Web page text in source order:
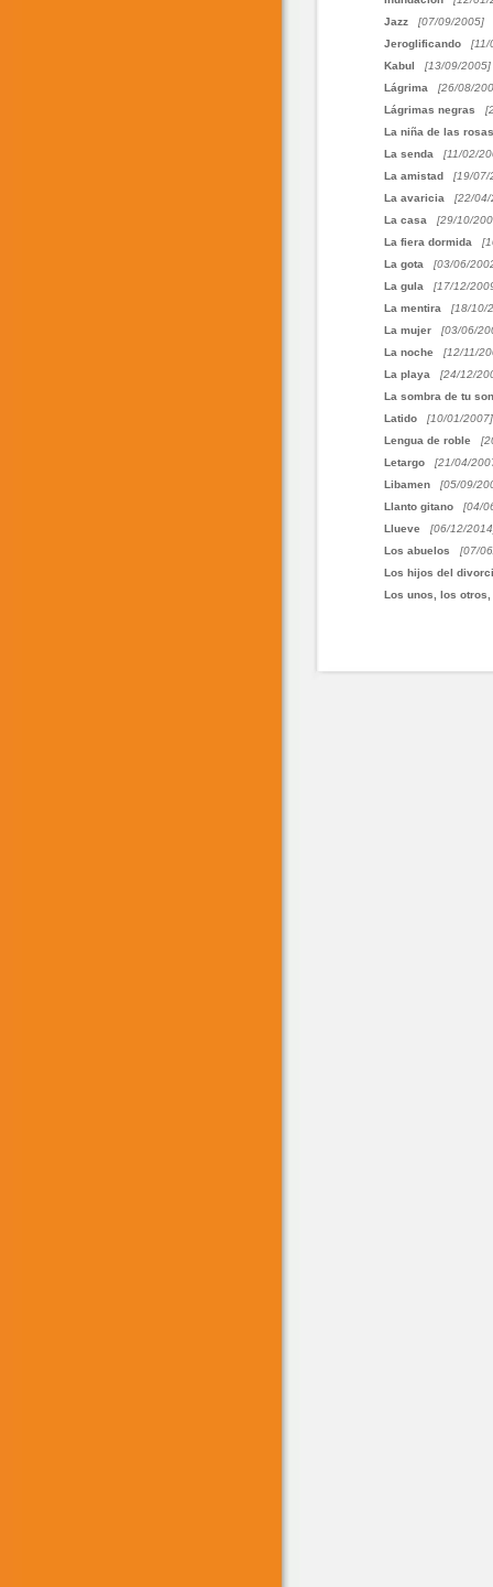
Jazz
[07/09/2005]
Jeroglificando
[11/
Kabul
[13/09/2005]
Lágrima
[26/08/
Lágrimas negras
La niña de las rosas
La senda
[11/02/
La amistad
[19/07/
La avaricia
[22/04/
La casa
[29/10/
La fiera dormida
La gota
[03/06/
La gula
[17/12/
La mentira
[18/10/
La mujer
[03/06/
La noche
[12/11/
La playa
[24/12/
La sombra de tu
Latido
[10/01/2007]
Lengua de roble
Letargo
[21/04/
Libamen
[05/09/
Llanto gitano
[04/
Llueve
[06/12/
Los abuelos
[07/
Los hijos del
Los unos, los